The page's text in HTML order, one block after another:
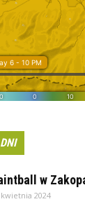
w
kwietnia 2024